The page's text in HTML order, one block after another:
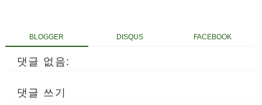
BLOGGER DISQUS FACEBOOK
댓글 없음:
댓글 쓰기